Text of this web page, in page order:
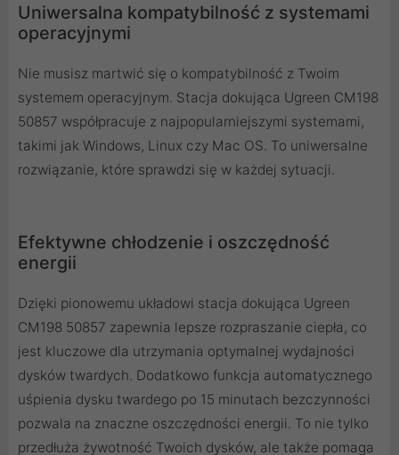
Uniwersalna kompatybilność z systemami
operacyjnymi
Nie musisz martwić się o kompatybilność z Twoim
systemem operacyjnym. Stacja dokująca Ugreen CM198
50857 współpracuje z najpopularniejszymi systemami,
takimi jak Windows, Linux czy Mac OS. To uniwersalne
rozwiązanie, które sprawdzi się w każdej sytuacji.
Efektywne chłodzenie i oszczędność
energii
Dzięki pionowemu układowi stacja dokująca Ugreen
CM198 50857 zapewnia lepsze rozpraszanie ciepła, co
jest kluczowe dla utrzymania optymalnej wydajności
dysków twardych. Dodatkowo funkcja automatycznego
uśpienia dysku twardego po 15 minutach bezczynności
pozwala na znaczne oszczędności energii. To nie tylko
przedłuża żywotność Twoich dysków, ale także pomaga